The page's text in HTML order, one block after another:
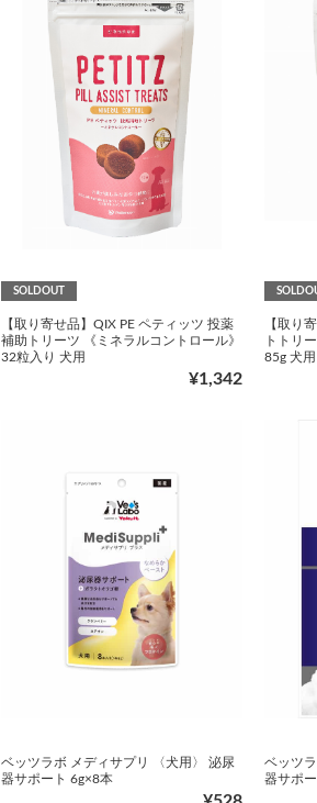
SOLDOUT
【取り寄せ品】QIX PE ペティッツ 投薬
補助トリーツ 《ミネラルコントロール》
32粒入り 犬用
¥1,342
【取り
トトリ
85g 犬用
ベッツラボ メディサプリ 〈犬用〉 泌尿
器サポート 6g×8本
ベッツ
器サポ